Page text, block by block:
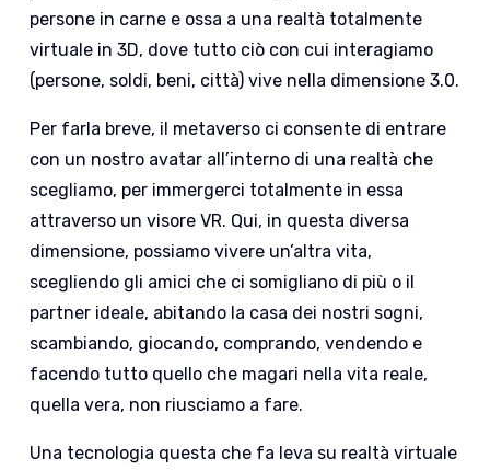
persone in carne e ossa a una realtà totalmente
virtuale in 3D, dove tutto ciò con cui interagiamo
(persone, soldi, beni, città) vive nella dimensione 3.0.
Per farla breve, il metaverso ci consente di entrare
con un nostro avatar all’interno di una realtà che
scegliamo, per immergerci totalmente in essa
attraverso un visore VR. Qui, in questa diversa
dimensione, possiamo vivere un’altra vita,
scegliendo gli amici che ci somigliano di più o il
partner ideale, abitando la casa dei nostri sogni,
scambiando, giocando, comprando, vendendo e
facendo tutto quello che magari nella vita reale,
quella vera, non riusciamo a fare.
Una tecnologia questa che fa leva su realtà virtuale